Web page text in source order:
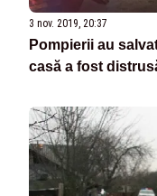
3 nov. 2019, 20:37
Pompierii au
casă a fost